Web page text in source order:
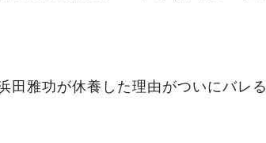
田雅功が休養した理由がついにバレる